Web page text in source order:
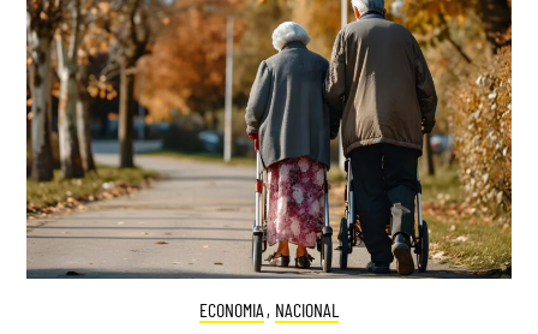
ECONOMIA , NACIONAL